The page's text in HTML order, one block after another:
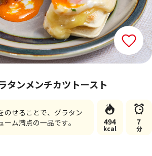
ンメンチカツトースト
のせることで、グラタン
ム満点の一品です。
494
kcal
7
分